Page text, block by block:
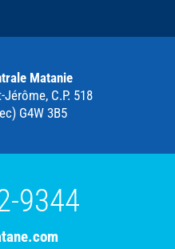
Matanie
Jérôme, C.P. 518
G4W 3B5
9344